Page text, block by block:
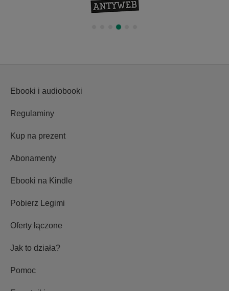
Ebooki i audiobooki
Regulaminy
Kup na prezent
Abonamenty
Ebooki na Kindle
Pobierz Legimi
Oferty łączone
Jak to działa?
Pomoc